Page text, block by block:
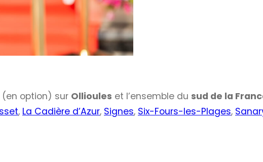
option) sur Ollioules et l’ensemble du sud de la
, La Cadière d’Azur, Signes, Six-Fours-les-Plages,